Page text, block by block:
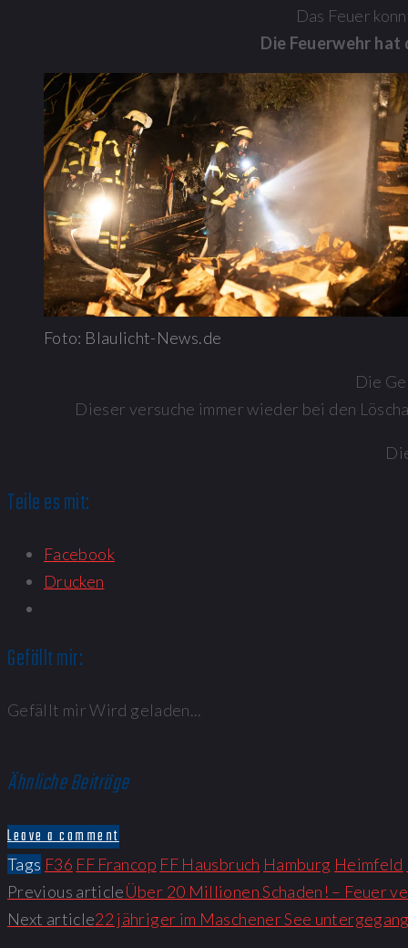
Das Feuer
Die Feuerwehr
Foto: Blaulicht-News.de
Die
Dieser versuche immer wieder bei den
Teile es mit:
Facebook
Drucken
Gefällt mir:
Gefällt mirWird geladen...
Ähnliche Beiträge
Leave a comment
Tags F36 FF Francop FF Hausbruch Hamburg Heimfeld
Previous articleÜber 20 Millionen Schaden! – Feuer
Next article22 jähriger im Maschener See